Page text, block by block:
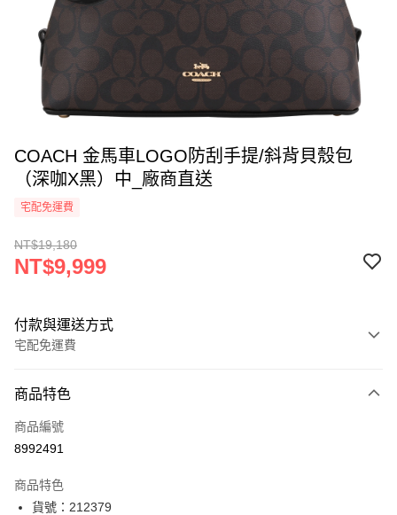
COACH 金馬車LOGO防刮手提/斜背貝殼包
（深咖X黑）中_廠商直送
宅配免運費
NT$19,180
NT$9,999
付款與運送方式
宅配免運費
icash Pay
信用卡一次付款
3 期 0 利率 每期
商品特色
商品編號
8992491
商品特色
貨號：212379